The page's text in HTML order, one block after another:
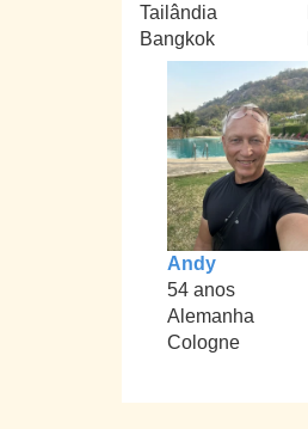
Tailândia
Bangkok
Andy
54 anos
Alemanha
Cologne